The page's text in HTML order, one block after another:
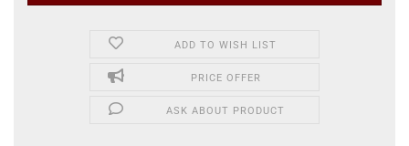
ADD TO WISH LIST
PRICE OFFER
ASK ABOUT PRODUCT